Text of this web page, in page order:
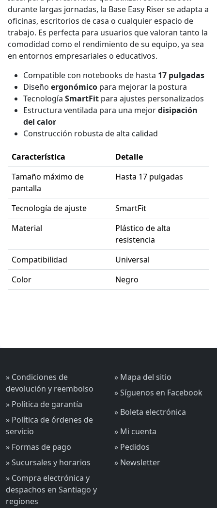
durante largas jornadas, la Base Easy Riser se adapta a
oficinas, escritorios de casa o cualquier espacio de
trabajo. Es perfecta para usuarios que valoran tanto la
comodidad como el rendimiento de su equipo, ya sea
en entornos empresariales o educativos.
Compatible con notebooks de hasta 17 pulgadas
Diseño ergonómico para mejorar la postura
Tecnología SmartFit para ajustes personalizados
Estructura ventilada para una mejordisipación
del calor
Construcción robusta de alta calidad
Característica
Detalle
Tamaño máximo de
pantalla
Hasta 17 pulgadas
Tecnología de ajuste
SmartFit
Material
Plástico de alta
resistencia
Compatibilidad
Universal
Color
Negro
» Condiciones de
devolución y reembolso
» Política de garantía
» Política de órdenes de
servicio
» Formas de pago
» Sucursales y horarios
» Compra electrónica y
despachos en Santiago y
regiones
» Mapa del sitio
» Síguenos en Facebook
» Boleta electrónica
» Mi cuenta
» Pedidos
» Newsletter